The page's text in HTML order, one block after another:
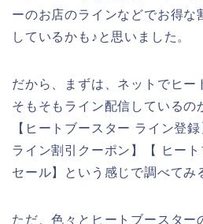
ーのお店のラインなどでお得な
しているかも♪と思いました。
だから、まずは、ネットでヒー
そもそもライン配信しているの
【ヒートブースター ライン登
ライン割引クーポン】【 ヒート
セール】という感じで調べてみ
ただ、色々とヒートブースター